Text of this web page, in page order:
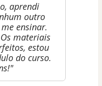
aprendi
outro
ensinar.
materiais
estou
do curso.